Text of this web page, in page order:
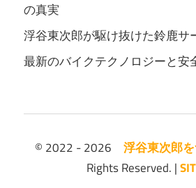
の真実
浮谷東次郎が駆け抜けた鈴鹿サ
最新のバイクテクノロジーと安
© 2022 - 2026 浮谷東次郎
Rights Reserved. |